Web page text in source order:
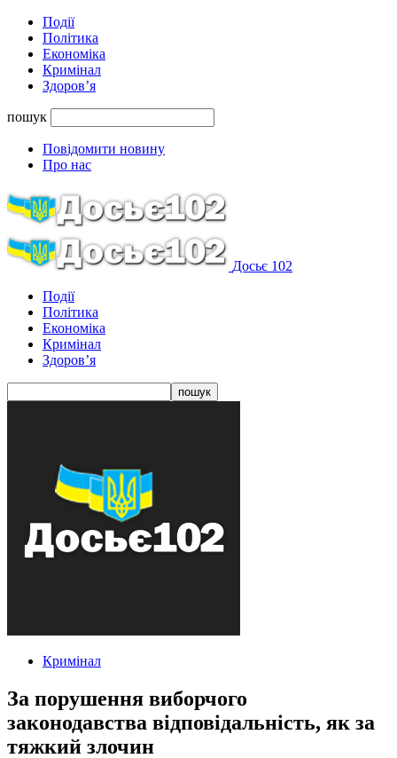
Події
Політика
Економіка
Кримінал
Здоров’я
пошук
Повідомити новину
Про нас
Досьє 102
Події
Політика
Економіка
Кримінал
Здоров’я
Кримінал
За порушення виборчого
законодавства відповідальність, як за
тяжкий злочин